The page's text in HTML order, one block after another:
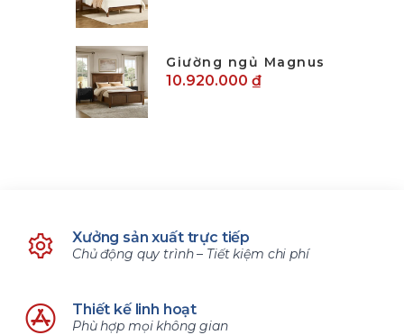
Giường ngủ Magnus
10.920.000 ₫
Xưởng sản xuất trực tiếp
Chủ động quy trình – Tiết kiệm chi phí
Thiết kế linh hoạt
Phù hợp mọi không gian